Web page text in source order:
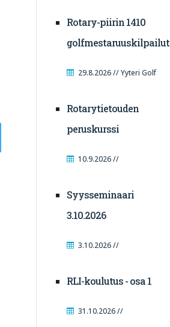
Rotary-piirin 1410
golfmestaruuskilpailut
29.8.2026 // Yyteri Golf
Rotarytietouden
peruskurssi
10.9.2026 //
Syysseminaari
3.10.2026
3.10.2026 //
RLI-koulutus - osa 1
31.10.2026 //